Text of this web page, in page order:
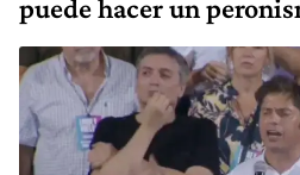
puede hacer un